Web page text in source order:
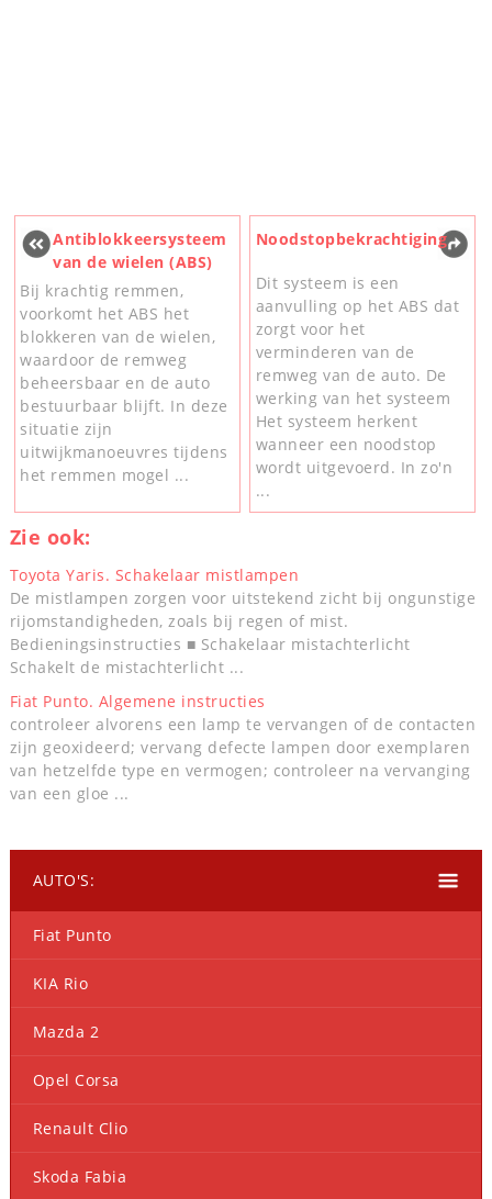
Antiblokkeersysteem
van de wielen (ABS)
Bij krachtig remmen,
voorkomt het ABS het
blokkeren van de wielen,
waardoor de remweg
beheersbaar en de auto
bestuurbaar blijft. In deze
situatie zijn
uitwijkmanoeuvres tijdens
het remmen mogel ...
Noodstopbekrachtiging
Dit systeem is een
aanvulling op het ABS dat
zorgt voor het
verminderen van de
remweg van de auto. De
werking van het systeem
Het systeem herkent
wanneer een noodstop
wordt uitgevoerd. In zo'n
...
Zie ook:
Toyota Yaris. Schakelaar mistlampen
De mistlampen zorgen voor uitstekend zicht bij ongunstige
rijomstandigheden, zoals bij regen of mist.
Bedieningsinstructies ■ Schakelaar mistachterlicht
Schakelt de mistachterlicht ...
Fiat Punto. Algemene instructies
controleer alvorens een lamp te vervangen of de contacten
zijn geoxideerd; vervang defecte lampen door exemplaren
van hetzelfde type en vermogen; controleer na vervanging
van een gloe ...
AUTO'S:
Fiat Punto
KIA Rio
Mazda 2
Opel Corsa
Renault Clio
Skoda Fabia